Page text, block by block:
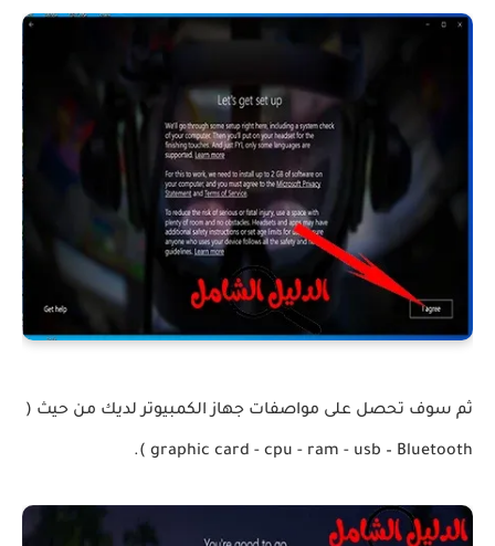
ثم سوف تحصل على مواصفات جهاز الكمبيوتر لديك من حيث (
graphic card - cpu - ram - usb – Bluetooth ).